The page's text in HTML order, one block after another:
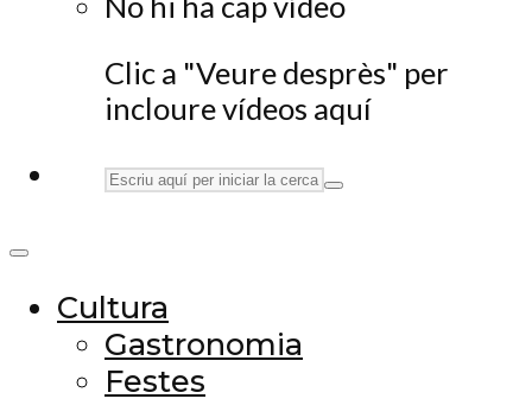
Clic a "Veure desprès" per
incloure vídeos aquí
Cultura
Gastronomia
Festes